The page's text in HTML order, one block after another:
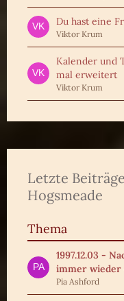
Du hast eine
Viktor Krum
Kalender und
mal erweitert
Viktor Krum
Letzte
Hogsmeade
Thema
1997.12.03 -
immer wieder
Pia Ashford